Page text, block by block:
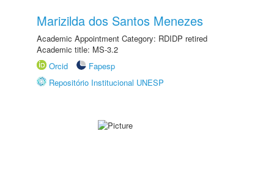
Marizilda dos Santos Menezes
Academic Appointment Category: RDIDP retired
Academic title: MS-3.2
Orcid
Fapesp
Repositório Institucional UNESP